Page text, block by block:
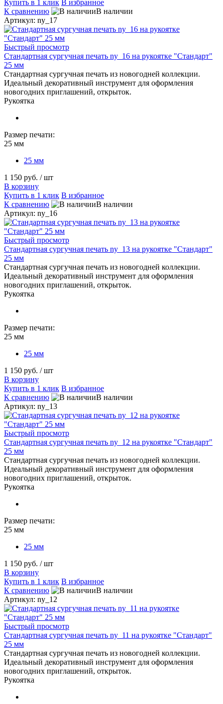
Купить в 1 клик В избранное
К сравнению
В наличии
Артикул: ny_17
Быстрый просмотр
Стандартная сургучная печать ny_16 на рукоятке "Стандарт"
25 мм
Стандартная сургучная печать из новогодней коллекции.
Идеальный декоративный инструмент для оформления
новогодних приглашений, открыток.
Рукоятка
Размер печати:
25 мм
25 мм
1 150 руб. / шт
В корзину
Купить в 1 клик В избранное
К сравнению
В наличии
Артикул: ny_16
Быстрый просмотр
Стандартная сургучная печать ny_13 на рукоятке "Стандарт"
25 мм
Стандартная сургучная печать из новогодней коллекции.
Идеальный декоративный инструмент для оформления
новогодних приглашений, открыток.
Рукоятка
Размер печати:
25 мм
25 мм
1 150 руб. / шт
В корзину
Купить в 1 клик В избранное
К сравнению
В наличии
Артикул: ny_13
Быстрый просмотр
Стандартная сургучная печать ny_12 на рукоятке "Стандарт"
25 мм
Стандартная сургучная печать из новогодней коллекции.
Идеальный декоративный инструмент для оформления
новогодних приглашений, открыток.
Рукоятка
Размер печати:
25 мм
25 мм
1 150 руб. / шт
В корзину
Купить в 1 клик В избранное
К сравнению
В наличии
Артикул: ny_12
Быстрый просмотр
Стандартная сургучная печать ny_11 на рукоятке "Стандарт"
25 мм
Стандартная сургучная печать из новогодней коллекции.
Идеальный декоративный инструмент для оформления
новогодних приглашений, открыток.
Рукоятка